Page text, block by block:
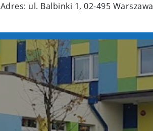
Adres: ul. Balbinki 1, 02-495 Warszawa